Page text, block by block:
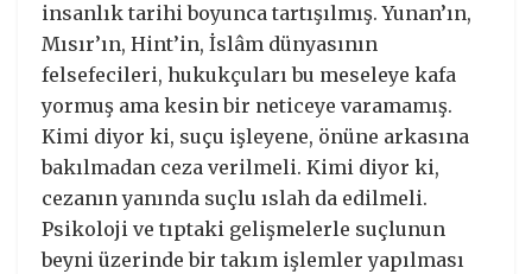
insanlık tarihi boyunca tartışılmış. Yunan’ın,
Mısır’ın, Hint’in, İslâm dünyasının
felsefecileri, hukukçuları bu meseleye kafa
yormuş ama kesin bir neticeye varamamış.
Kimi diyor ki, suçu işleyene, önüne arkasına
bakılmadan ceza verilmeli. Kimi diyor ki,
cezanın yanında suçlu ıslah da edilmeli.
Psikoloji ve tıptaki gelişmelerle suçlunun
beyni üzerinde bir takım işlemler yapılması